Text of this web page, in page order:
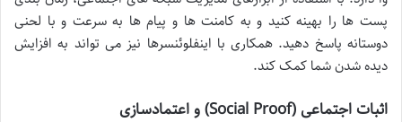
پست ها را بهینه کنید و به کامنت ها و پیام ها به سرعت و با لحنی
دوستانه پاسخ دهید. همکاری با اینفلوئنسرها نیز می تواند به افزایش
دیده شدن شما کمک کند.
اثبات اجتماعی (Social Proof) و اعتمادسازی